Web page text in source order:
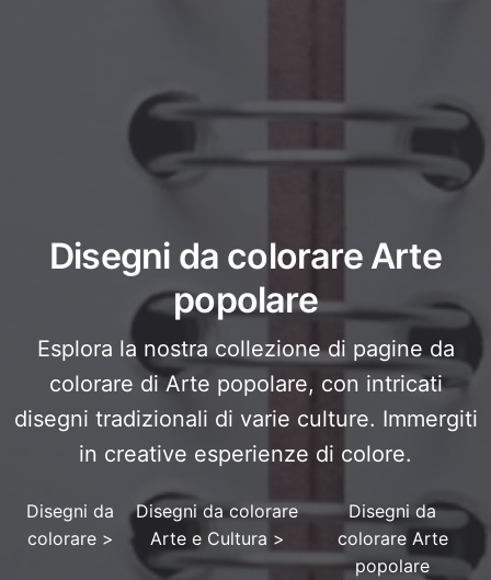
Disegni da colorare Arte
popolare
Esplora la nostra collezione di pagine da
colorare di Arte popolare, con intricati
disegni tradizionali di varie culture. Immergiti
in creative esperienze di colore.
Disegni da
colorare>
Disegni da colorare
Arte e Cultura >
Disegni da
colorare Arte
popolare